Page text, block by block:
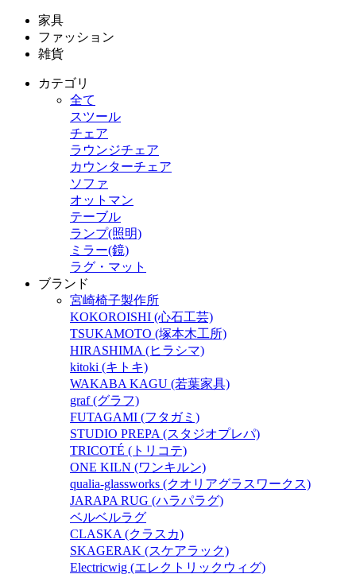
家具
ファッション
雑貨
カテゴリ
全て
スツール
チェア
ラウンジチェア
カウンターチェア
ソファ
オットマン
テーブル
ランプ(照明)
ミラー(鏡)
ラグ・マット
ブランド
宮崎椅子製作所
KOKOROISHI (心石工芸)
TSUKAMOTO (塚本木工所)
HIRASHIMA (ヒラシマ)
kitoki (キトキ)
WAKABA KAGU (若葉家具)
graf (グラフ)
FUTAGAMI (フタガミ)
STUDIO PREPA (スタジオプレパ)
TRICOTÉ (トリコテ)
ONE KILN (ワンキルン)
qualia-glassworks (クオリアグラスワークス)
JARAPA RUG (ハラパラグ)
ベルベルラグ
CLASKA (クラスカ)
SKAGERAK (スケアラック)
Electricwig (エレクトリックウィグ)